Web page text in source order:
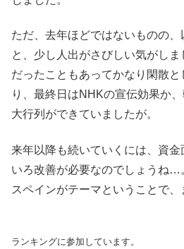
ただ、去年ほどではないものの
と、少し人出がさびしい気がし
だったこともあってかなり閑散
り、最終日はNHKの宣伝効果か
大行列ができていましたが。
来年以降も続いていくには、資
いろ改善が必要なのでしょうね…
スペインがテーマということで、
ランキングに参加しています。